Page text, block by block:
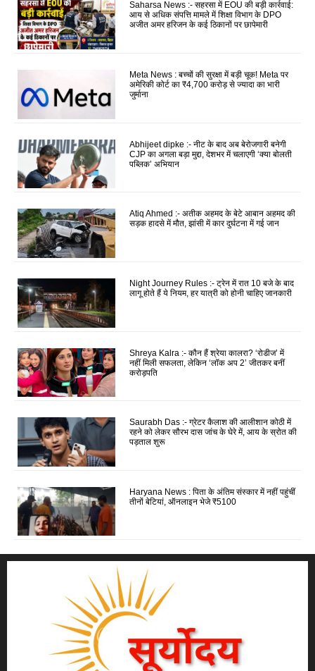
Saharsa News :- सहरसा में EOU की बड़ी कार्रवाई:
आय से अधिक संपत्ति मामले में शिक्षा विभाग के DPO
अजीत अमर हरिजन के कई ठिकानों पर छापेमारी
Meta News : बच्चों की सुरक्षा में बड़ी चूक! Meta पर
अमेरिकी कोर्ट का ₹4,700 करोड़ से ज्यादा का भारी
जुर्माना
Abhijeet dipke :- नीट के बाद अब बेरोजगारी बनेगी
CJP का अगला बड़ा मुद्दा, देशभर में चलाएगी ‘क्या बोलती
पब्लिक’ अभियान
Atiq Ahmed :- अतीक अहमद के बेटे आबान अहमद की
सड़क हादसे में मौत, झांसी में कार दुर्घटना में गई जान
Night Journey Rules :- ट्रेन में रात 10 बजे के बाद
लागू होते हैं ये नियम, हर यात्री को होनी चाहिए जानकारी
Shreya Kalra :- कौन हैं श्रेया कालरा? ‘रोडीज’ में
नहीं मिली सफलता, लेकिन ‘लॉक अप 2’ जीतकर बनीं
करोड़पति
Saurabh Das :- ग्रेटर कैलाश की आलीशान कोठी में
रहने को लेकर सौरभ दास जांच के घेरे में, आय के स्रोत की
पड़ताल शुरू
Haryana News : पिता के अंतिम संस्कार में नहीं पहुंचीं
तीनों बेटियां, ऑनलाइन भेजे ₹5100